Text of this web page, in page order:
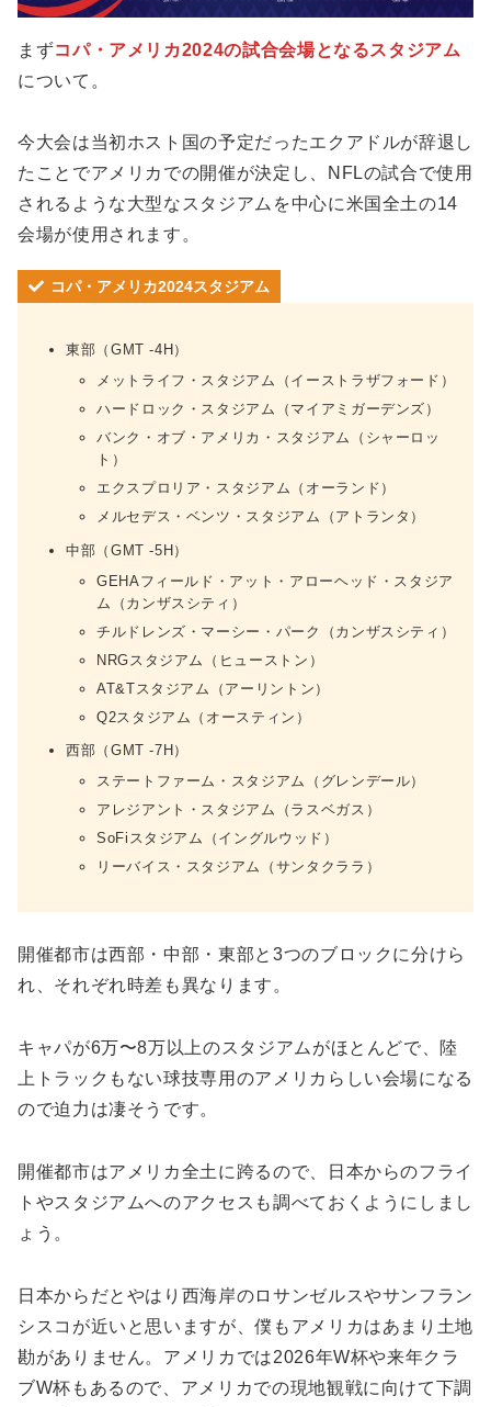
まずコパ・アメリカ2024の試合会場となるスタジアム
について。
今大会は当初ホスト国の予定だったエクアドルが辞退し
たことでアメリカでの開催が決定し、NFLの試合で使用
されるような大型なスタジアムを中心に米国全土の14
会場が使用されます。
コパ・アメリカ2024スタジアム
東部（GMT -4H）
メットライフ・スタジアム（イーストラザフォード）
ハードロック・スタジアム（マイアミガーデンズ）
バンク・オブ・アメリカ・スタジアム（シャーロッ
ト）
エクスプロリア・スタジアム（オーランド）
メルセデス・ベンツ・スタジアム（アトランタ）
中部（GMT -5H）
GEHAフィールド・アット・アローヘッド・スタジア
ム（カンザスシティ）
チルドレンズ・マーシー・パーク（カンザスシティ）
NRGスタジアム（ヒューストン）
AT&Tスタジアム（アーリントン）
Q2スタジアム（オースティン）
西部（GMT -7H）
ステートファーム・スタジアム（グレンデール）
アレジアント・スタジアム（ラスベガス）
SoFiスタジアム（イングルウッド）
リーバイス・スタジアム（サンタクララ）
開催都市は西部・中部・東部と3つのブロックに分けら
れ、それぞれ時差も異なります。
キャパが6万〜8万以上のスタジアムがほとんどで、陸
上トラックもない球技専用のアメリカらしい会場になる
ので迫力は凄そうです。
開催都市はアメリカ全土に跨るので、日本からのフライ
トやスタジアムへのアクセスも調べておくようにしまし
ょう。
日本からだとやはり西海岸のロサンゼルスやサンフラン
シスコが近いと思いますが、僕もアメリカはあまり土地
勘がありません。アメリカでは2026年W杯や来年クラ
ブW杯もあるので、アメリカでの現地観戦に向けて下調